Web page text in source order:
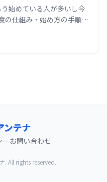
始めている人が多いし今
の仕組み・始め方の手順・
ンテナ
お問い合わせ
. All rights reserved.